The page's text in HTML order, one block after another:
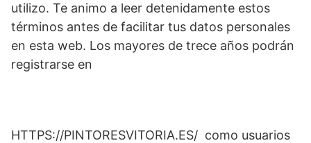
utilizo. Te animo a leer detenidamente estos
términos antes de facilitar tus datos personales
en esta web. Los mayores de trece años podrán
registrarse en
HTTPS://PINTORESVITORIA.ES/ como usuarios